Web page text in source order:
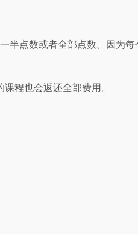
半点数或者全部点数。因为
程也会返还全部费用。